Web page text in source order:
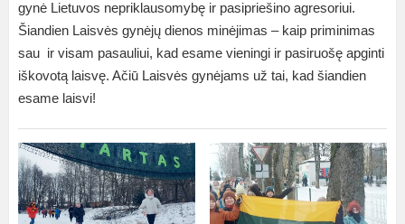
gynė Lietuvos nepriklausomybę ir pasipriešino agresoriui.
Šiandien Laisvės gynėjų dienos minėjimas – kaip priminimas
sau ir visam pasauliui, kad esame vieningi ir pasiruošę apginti
iškovotą laisvę. Ačiū Laisvės gynėjams už tai, kad šiandien
esame laisvi!